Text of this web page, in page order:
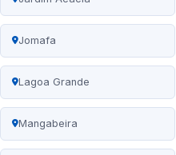
Jomafa
Lagoa Grande
Mangabeira